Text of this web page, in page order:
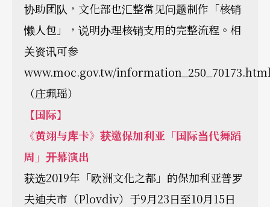
协助团队，文化部也汇整常见问题制作「核销
懒人包」，说明办理核销支用的完整流程。相
关资讯可参
www.moc.gov.tw/
（庄珮瑶）
【国际】
《黄翊与库卡》获邀保加利亚「国际当代舞蹈
周」开幕演出
获选2019年「欧洲文化之都」的保加利亚普罗
夫迪夫市（Plovdiv）于9月23日至10月15日